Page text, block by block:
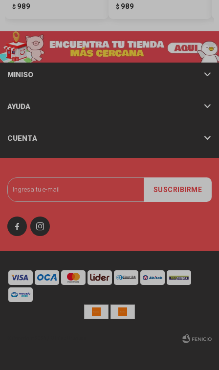
$ 989 $ 989
SUSCRIBIRME
 
MINISO
AYUDA
CUENTA